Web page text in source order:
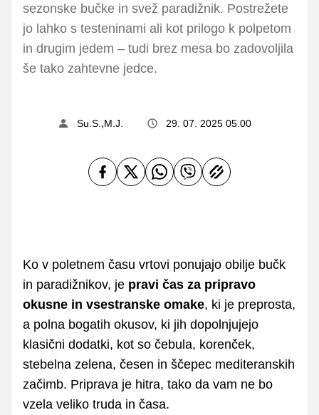
sezonske bučke in svež paradižnik. Postrežete
jo lahko s testeninami ali kot prilogo k polpetom
in drugim jedem – tudi brez mesa bo zadovoljila
še tako zahtevne jedce.
Su.S. ,M.J. 29. 07. 2025 05.00
Ko v poletnem času vrtovi ponujajo obilje bučk
in paradižnikov, je pravi čas za pripravo
okusne in vsestranske omake, ki je preprosta,
a polna bogatih okusov, ki jih dopolnjujejo
klasični dodatki, kot so čebula, korenček,
stebelna zelena, česen in ščepec mediteranskih
začimb. Priprava je hitra, tako da vam ne bo
vzela veliko truda in časa.